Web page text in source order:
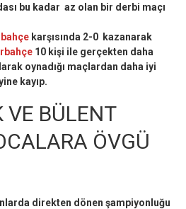
bu kadar az olan bir derbi maçı
karşısında 2-0 kazanarak
10 kişi ile gerçekten daha
oynadığı maçlardan daha iyi
kayıp.
VE BÜLENT
ÖVGÜ
direkten dönen şampiyonluğu